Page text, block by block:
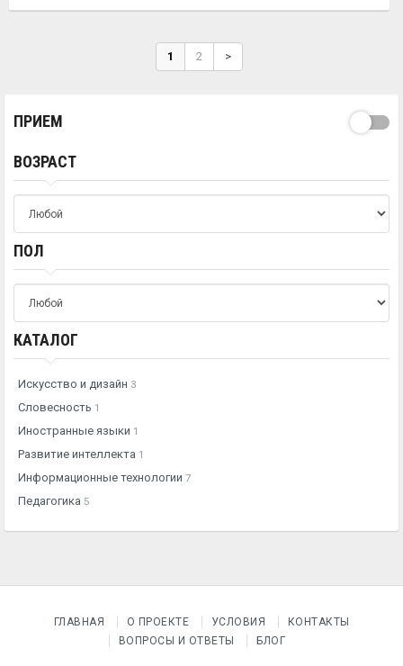
1 2 >
ПРИЕМ
ВОЗРАСТ
ПОЛ
КАТАЛОГ
Искусство и дизайн 3
Словесность 1
Иностранные языки 1
Развитие интеллекта 1
Информационные технологии 7
Педагогика 5
ГЛАВНАЯ О ПРОЕКТЕ УСЛОВИЯ
КОНТАКТЫ
ВОПРОСЫ И ОТВЕТЫ
БЛОГ